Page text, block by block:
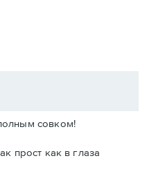
совком!
прост как в глаза